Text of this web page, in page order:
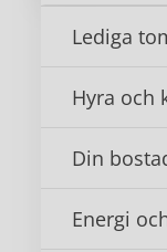
Lediga
Hyra och
Din
Energi